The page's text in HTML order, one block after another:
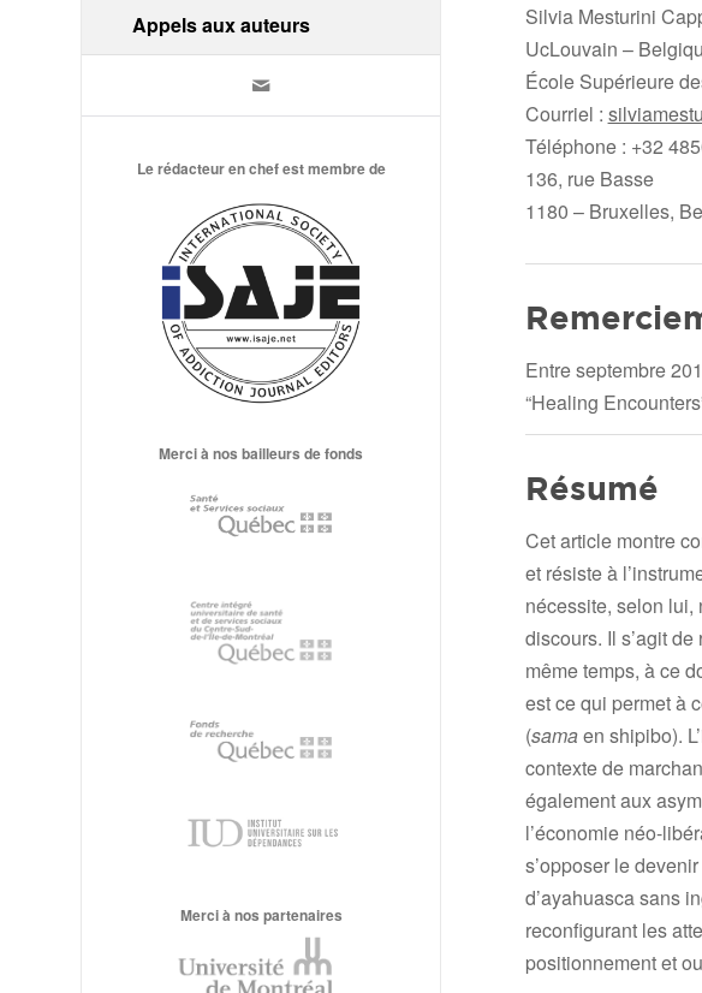
Appels aux auteurs
Le rédacteur en chef est membre de
Merci à nos bailleurs de fonds
Merci à nos partenaires
Silvia Mesturini
UcLouvain –
École Supérieure
Courriel :
Téléphone : +32
136, rue Basse
1180 – Bruxelles,
Entre septembre
“Healing
Résumé
Cet article montre
et résiste à
nécessite, selon
discours. Il s’agit
même temps, à ce
est ce qui permet à
(samaen shipibo).
contexte de
également aux
l’économie néo-
s’opposer le
d’ayahuasca sans
reconfigurant les
positionnement et